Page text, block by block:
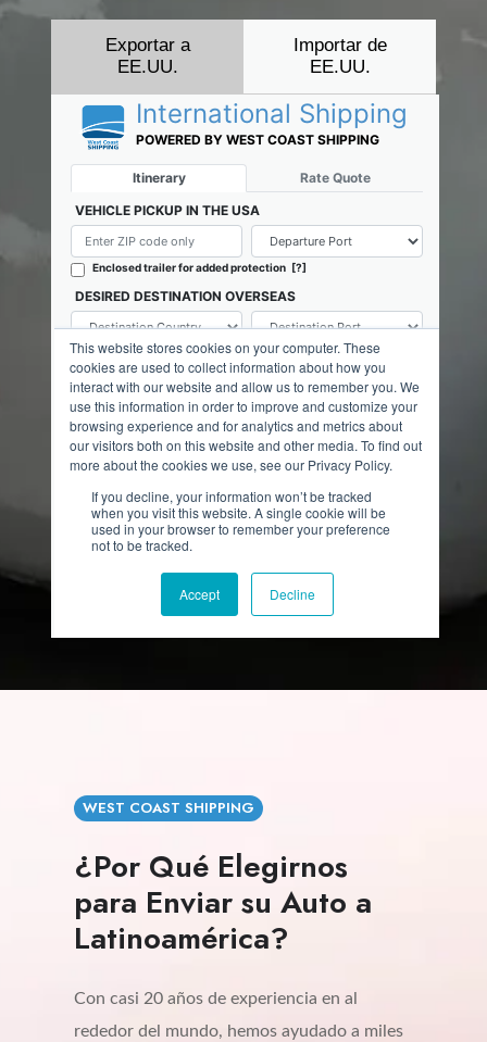
Exportar a
EE.UU.
Importar de
EE.UU.
WEST COAST SHIPPING
¿Por Qué Elegirnos
para Enviar su Auto a
Latinoamérica?
Con casi 20 años de experiencia en al
rededor del mundo, hemos ayudado a miles